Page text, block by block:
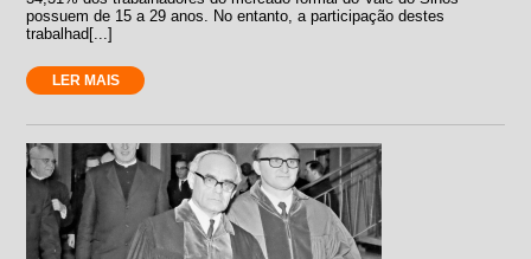
possuem de 15 a 29 anos. No entanto, a participação destes
trabalhad[...]
LER MAIS